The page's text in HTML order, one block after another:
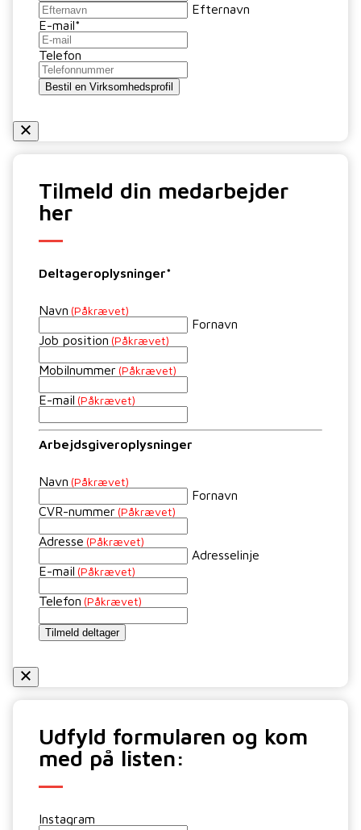
Efternavn
E-mail*
Telefon
Bestil en Virksomhedsprofil
Tilmeld din medarbejder
her
Deltageroplysninger*
Navn (Påkrævet)
Fornavn
Job position (Påkrævet)
Mobilnummer (Påkrævet)
E-mail (Påkrævet)
Arbejdsgiveroplysninger
Navn (Påkrævet)
Fornavn
CVR-nummer (Påkrævet)
Adresse (Påkrævet)
Adresselinje
E-mail (Påkrævet)
Telefon (Påkrævet)
Tilmeld deltager
Udfyld formularen og kom
med på listen:
Instagram